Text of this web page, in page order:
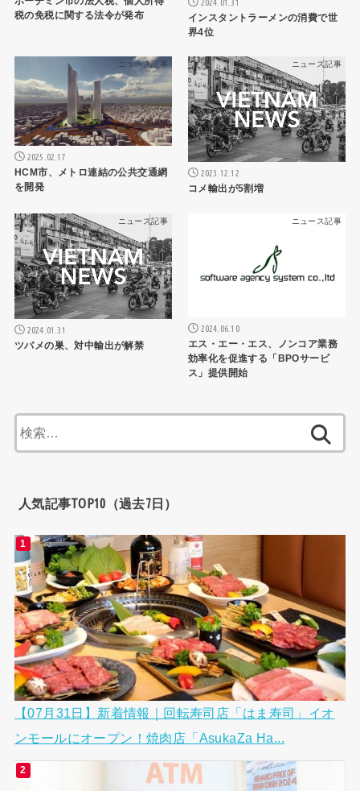
税の免税に関する法令が発布
インスタントラーメンの消費で世
界4位
ニュース記事
2025.02.17
HCM市、メトロ連結の公共交通網
を開発
ニュース記事
2023.12.12
コメ輸出が5割増
ニュース記事
2024.01.31
ツバメの巣、対中輸出が解禁
ニュース記事
2024.06.10
エス・エー・エス、ノンコア業務
効率化を促進する「BPOサービ
ス」提供開始
索:
人気記事TOP10（過去7日）
【07月31日】新着情報｜回転寿司店「はま寿司」イオ
ンモールにオープン！焼肉店「AsukaZa Ha...